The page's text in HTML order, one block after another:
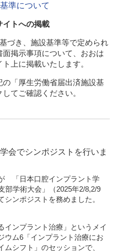
準について
イトへの掲載
づき、施設基準等で定められ
掲示事項について、おおは
上に掲載いたします。
「厚生労働省届出済施設基
てご確認ください。
会でシンポジストを行いま
「日本口腔インプラント学
学術大会」（2025年2/8,2/9
ンポジストを務めました。
インプラント治療」というメイ
ウム6「インプラント治療にお
シフト」のセッションで、